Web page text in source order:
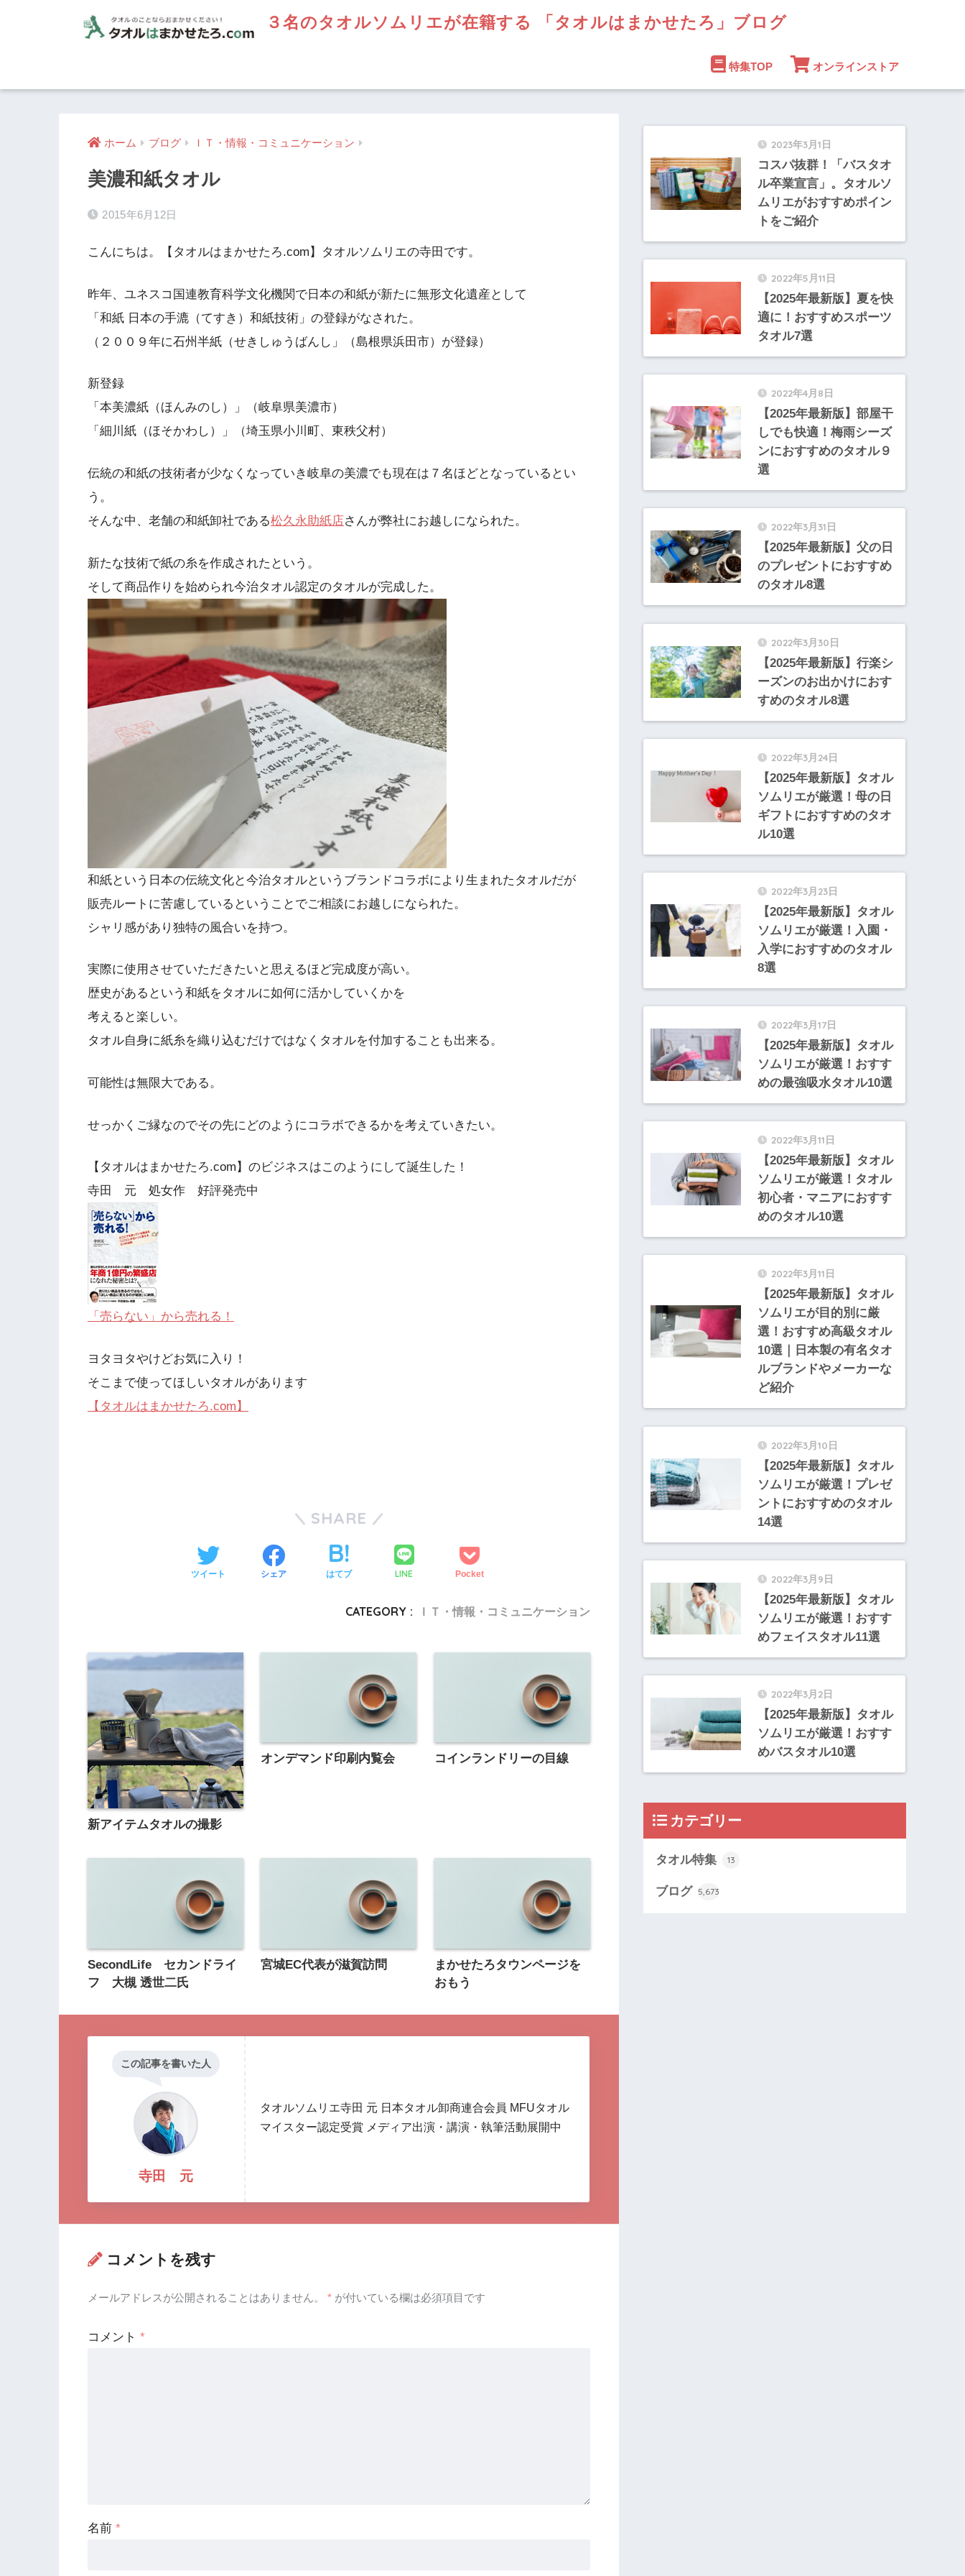
３名のタオルソムリエが在籍する 「タオルはまかせたろ」ブログ
特集TOP オンラインストア
ホーム ブログ ＩＴ・情報・コミュニケーション
美濃和紙タオル
2015年6月12日
こんにちは。【タオルはまかせたろ.com】タオルソムリエの寺田です。
昨年、ユネスコ国連教育科学文化機関で日本の和紙が新たに無形文化遺産として
「和紙 日本の手漉（てすき）和紙技術」の登録がなされた。
（２００９年に石州半紙（せきしゅうばんし」（島根県浜田市）が登録）
新登録
「本美濃紙（ほんみのし）」（岐阜県美濃市）
「細川紙（ほそかわし）」（埼玉県小川町、東秩父村）
伝統の和紙の技術者が少なくなっていき岐阜の美濃でも現在は７名ほどとなっているとい
う。
そんな中、老舗の和紙卸社である松久永助紙店さんが弊社にお越しになられた。
新たな技術で紙の糸を作成されたという。
そして商品作りを始められ今治タオル認定のタオルが完成した。
和紙という日本の伝統文化と今治タオルというブランドコラボにより生まれたタオルだが
販売ルートに苦慮しているということでご相談にお越しになられた。
シャリ感があり独特の風合いを持つ。
実際に使用させていただきたいと思えるほど完成度が高い。
歴史があるという和紙をタオルに如何に活かしていくかを
考えると楽しい。
タオル自身に紙糸を織り込むだけではなくタオルを付加することも出来る。
可能性は無限大である。
せっかくご縁なのでその先にどのようにコラボできるかを考えていきたい。
【タオルはまかせたろ.com】のビジネスはこのようにして誕生した！
寺田 元 処女作 好評発売中
「売らない」から売れる！
ヨタヨタやけどお気に入り！
そこまで使ってほしいタオルがあります
【タオルはまかせたろ.com】
SHARE
ツイート シェア はてブ LINE Pocket
CATEGORY : ＩＴ・情報・コミュニケーション
新アイテムタオルの撮影
オンデマンド印刷内覧会 コインランドリーの目線
SecondLife セカンドライ
フ 大槻 透世二氏
宮城EC代表が滋賀訪問
まかせたろタウンページを
おもう
この記事を書いた人
寺田 元
タオルソムリエ寺田 元 日本タオル卸商連合会員 MFUタオル
マイスター認定受賞 メディア出演・講演・執筆活動展開中
コメントを残す
メールアドレスが公開されることはありません。 * が付いている欄は必須項目です
コメント *
名前 *
2023年3月1日
コスパ抜群！「バスタオ
ル卒業宣言」。タオルソ
ムリエがおすすめポイン
トをご紹介
2022年5月11日
【2025年最新版】夏を快
適に！おすすめスポーツ
タオル7選
2022年4月8日
【2025年最新版】部屋干
しでも快適！梅雨シーズ
ンにおすすめのタオル９
選
2022年3月31日
【2025年最新版】父の日
のプレゼントにおすすめ
のタオル8選
2022年3月30日
【2025年最新版】行楽シ
ーズンのお出かけにおす
すめのタオル8選
2022年3月24日
【2025年最新版】タオル
ソムリエが厳選！母の日
ギフトにおすすめのタオ
ル10選
2022年3月23日
【2025年最新版】タオル
ソムリエが厳選！入園・
入学におすすめのタオル
8選
2022年3月17日
【2025年最新版】タオル
ソムリエが厳選！おすす
めの最強吸水タオル10選
2022年3月11日
【2025年最新版】タオル
ソムリエが厳選！タオル
初心者・マニアにおすす
めのタオル10選
2022年3月11日
【2025年最新版】タオル
ソムリエが目的別に厳
選！おすすめ高級タオル
10選｜日本製の有名タオ
ルブランドやメーカーな
ど紹介
2022年3月10日
【2025年最新版】タオル
ソムリエが厳選！プレゼ
ントにおすすめのタオル
14選
2022年3月9日
【2025年最新版】タオル
ソムリエが厳選！おすす
めフェイスタオル11選
2022年3月2日
【2025年最新版】タオル
ソムリエが厳選！おすす
めバスタオル10選
カテゴリー
タオル特集 13
ブログ 5,673